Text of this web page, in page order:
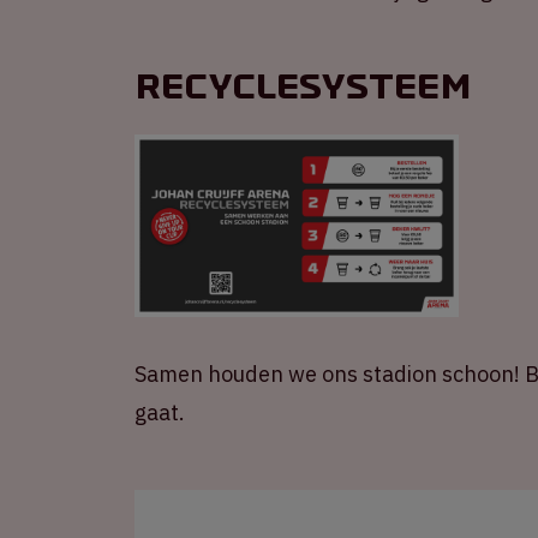
Recyclesysteem
Samen houden we ons stadion schoon!
gaat.